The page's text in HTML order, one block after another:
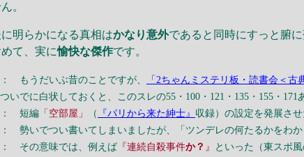
。
明らかになる真相はかなり意外であると同時にすっと腑
て、実に愉快な傑作です。
： もうだいぶ昔のことですが、 「2ちゃんミステリ板・読書会＜古
いでに白状しておくと、このスレの55・100・121・135・155・171
： 短編 「空部屋」 （ 『パリから来た紳士』 収録）の設定を発展させ
： 勢いでつい書いてしまいましたが、「ツンデレの何たるかをわ
： その意味では、例えば 『連続自殺事件か？ 』 といった（東スポ